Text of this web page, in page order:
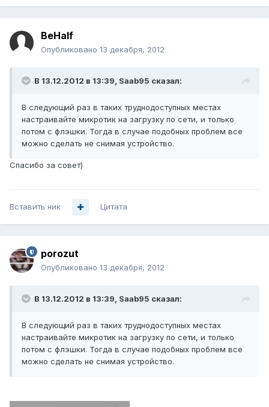
BeHalf
Опубликовано 13 декабря, 2012
В 13.12.2012 в 13:39, Saab95 сказал:
В следующий раз в таких труднодоступных местах
настраивайте микротик на загрузку по сети, и только
потом с флэшки. Тогда в случае подобных проблем все
можно сделать не снимая устройство.
Спасибо за совет)
Вставить ник Цитата
porozut
Опубликовано 13 декабря, 2012
В 13.12.2012 в 13:39, Saab95 сказал:
В следующий раз в таких труднодоступных местах
настраивайте микротик на загрузку по сети, и только
потом с флэшки. Тогда в случае подобных проблем все
можно сделать не снимая устройство.